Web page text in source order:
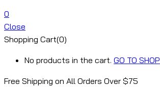
0
Close
Shopping Cart(0)
No products in the cart. GO TO SHOP
Free Shipping on All Orders Over $75